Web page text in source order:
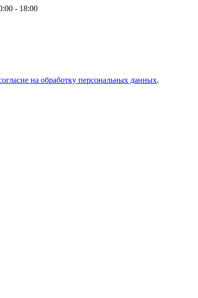
- 18:00
на обработку персональных данных.